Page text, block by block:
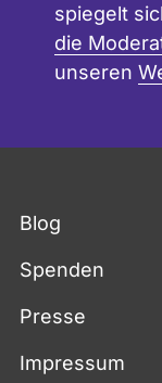
spiegelt
die
unseren
Blog
Spenden
Presse
Impressum